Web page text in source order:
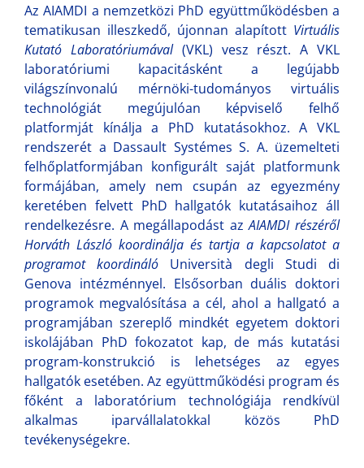
Az AIAMDI a nemzetközi PhD együttműködésben a
tematikusan illeszkedő, újonnan alapított Virtuális
Kutató Laboratóriumával(VKL) vesz részt. A VKL
laboratóriumi kapacitásként a legújabb
világszínvonalú mérnöki-tudományos virtuális
technológiát megújulóan képviselő felhő
platformját kínálja a PhD kutatásokhoz. A VKL
rendszerét a Dassault Systémes S. A. üzemelteti
felhőplatformjában konfigurált saját platformunk
formájában, amely nem csupán az egyezmény
keretében felvett PhD hallgatók kutatásaihoz áll
rendelkezésre. A megállapodást azAIAMDI részéről
Horváth László koordinálja és tartja a kapcsolatot a
programot koordináló Università degli Studi di
Genova intézménnyel. Elsősorban duális doktori
programok megvalósítása a cél, ahol a hallgató a
programjában szereplő mindkét egyetem doktori
iskolájában PhD fokozatot kap, de más kutatási
program-konstrukció is lehetséges az egyes
hallgatók esetében. Az együttműködési program és
főként a laboratórium technológiája rendkívül
alkalmas iparvállalatokkal közös PhD
tevékenységekre.